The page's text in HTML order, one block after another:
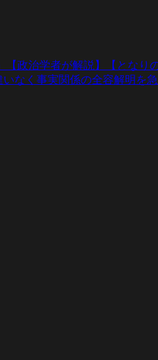
政治学者が解説】【となり
なく事実関係の全容解明